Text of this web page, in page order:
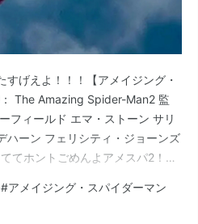
げえよ！！！【アメイジング・
The Amazing Spider-Man2 監
フィールド エマ・ストーン サリ
ハーン フェリシティ・ジョーンズ
てホントごめんよアメスパ2！あ
たことの…
#アメイジング・スパイダーマン